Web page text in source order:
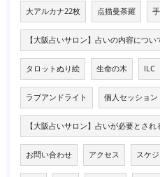
大アルカナ22枚 点描曼荼羅
【大阪占いサロン】占いの内容につい
タロットぬり絵 生命の木 ILC
ラブアンドライト 個人セッション
【大阪占いサロン】占いが必要とされ
お問い合わせ アクセス スケ